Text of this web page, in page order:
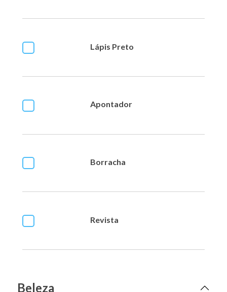
Lápis Preto
Apontador
Borracha
Revista
Beleza